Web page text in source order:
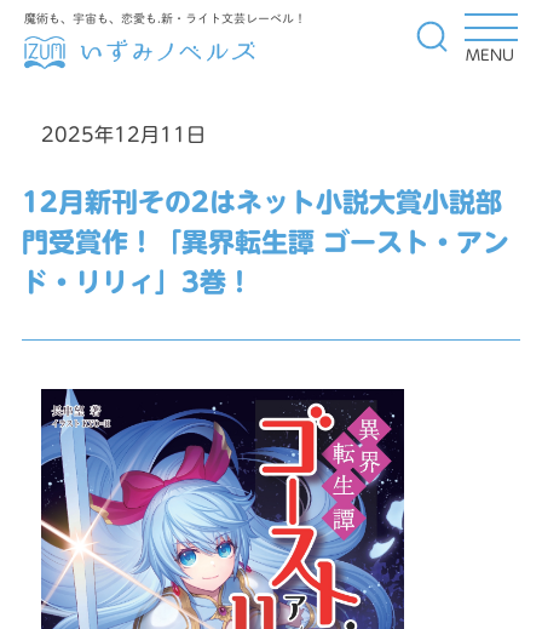
MENU
魔術も、宇宙も、恋愛も.新・ライト文芸レーベル！
2025年12月11日
12月新刊その2はネット小説大賞小説部
門受賞作！「異界転生譚 ゴースト・アン
ド・リリィ」3巻！